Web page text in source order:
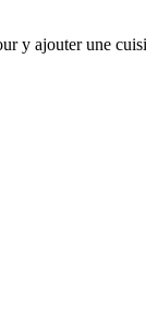
y ajouter une